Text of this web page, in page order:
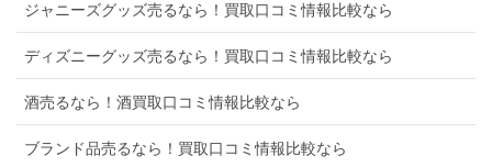
ジャニーズグッズ売るなら！買取口コミ情報比較なら
ディズニーグッズ売るなら！買取口コミ情報比較なら
酒売るなら！酒買取口コミ情報比較なら
ブランド品売るなら！買取口コミ情報比較なら